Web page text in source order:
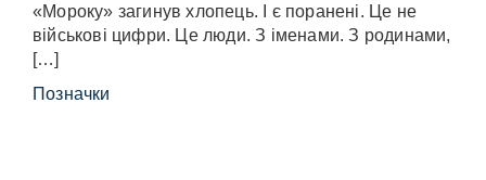
«Мороку» загинув хлопець. І є поранені. Це не
військові цифри. Це люди. З іменами. З родинами,
[…]
Позначки